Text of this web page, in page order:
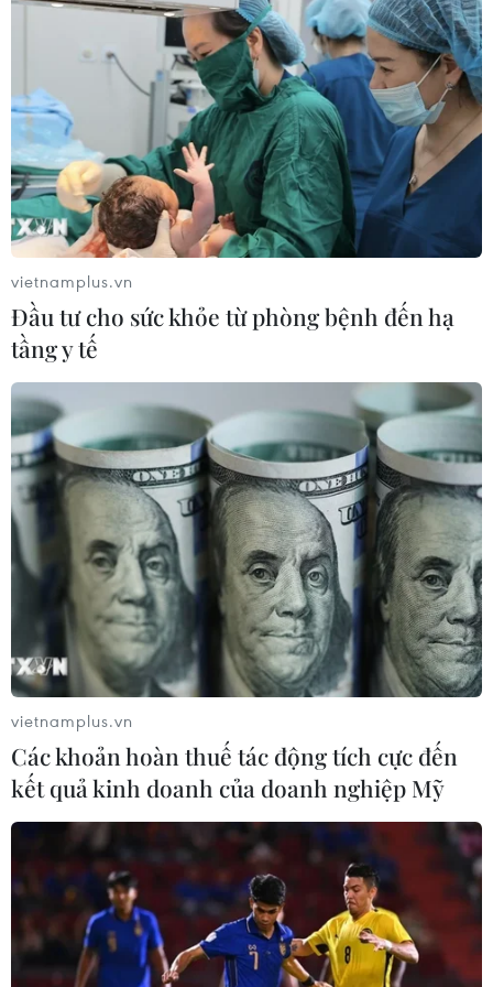
tại gói thầu cống ngăn triều Phú Định kiểm tra, xử lý và
khắc phục hậu quả.
Đẩy nhanh tiến độ nhiều dự án đầu tư lớn
tại Thành phố Hồ Chí Minh
08/10/2019 07:35
Dự án Khu tái định cư Sing Việt và Khu đô thị Sing Việt,
huyện Bình Chánh là một trong những dự án treo kỷ lục
với hơn 22 năm kể từ khi UBND Thành phố Hồ Chí Minh
ban hành quyết định thu hồi đất.
vietnamplus.vn
Đầu tư cho sức khỏe từ phòng bệnh đến hạ
tầng y tế
vietnamplus.vn
Các khoản hoàn thuế tác động tích cực đến
kết quả kinh doanh của doanh nghiệp Mỹ